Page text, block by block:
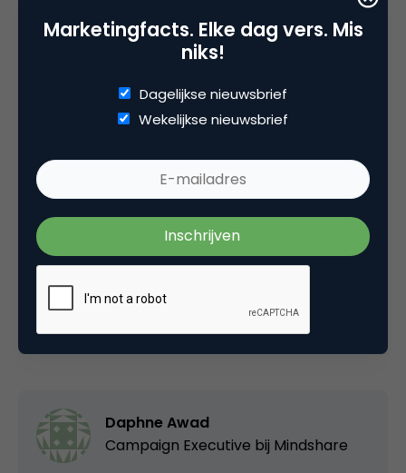
VIPKid heeft als slogan ‘Teach Global, Work locally’
die Engelse les willen geven over de hele wereld. Via
een online platform en videoverbinding kan dat nu,
lesgeven.
Deel dit artikel
Daphne Awad
Campaign Executive bij Mindshare
Marketingfacts. Elke dag vers. Mis
niks!
Dagelijkse nieuwsbrief
Wekelijkse nieuwsbrief